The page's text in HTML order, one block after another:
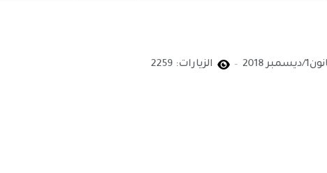
الزيارات: 2259